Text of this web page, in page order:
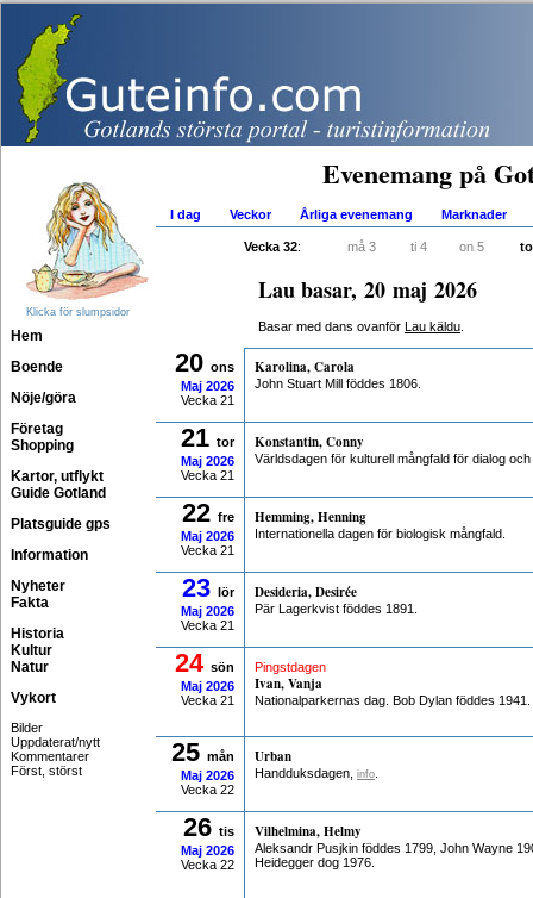
Klicka för slumpsidor
Hem
Boende
Nöje/göra
Företag
Shopping
Kartor, utflykt
Guide Gotland
Platsguide gps
Information
Nyheter
Fakta
Historia
Kultur
Natur
Vykort
Bilder
Uppdaterat/nytt
Kommentarer
Först, störst
Evenemang på
I dag Veckor Årliga evenemang Marknader
Vecka 32: må 3 ti 4 on 5
Lau basar, 20 maj 2026
Basar med dans ovanför Lau käldu
20 ons
Maj 2026
Vecka 21
Karolina, Carola
John Stuart Mill föddes 1806.
21 tor
Maj 2026
Vecka 21
Konstantin, Conny
Världsdagen för kulturell mångfald för dialog
22 fre
Maj 2026
Vecka 21
Hemming, Henning
Internationella dagen för biologisk mångfald.
23 lör
Maj 2026
Vecka 21
Desideria, Desirée
Pär Lagerkvist föddes 1891.
24 sön
Maj 2026
Vecka 21
Pingstdagen
Ivan, Vanja
Nationalparkernas dag. Bob Dylan föddes 1941.
25 mån
Maj 2026
Vecka 22
Urban
Handduksdagen, info
26 tis
Maj 2026
Vecka 22
Vilhelmina, Helmy
Aleksandr Pusjkin föddes 1799, John Wayne
Heidegger dog 1976.